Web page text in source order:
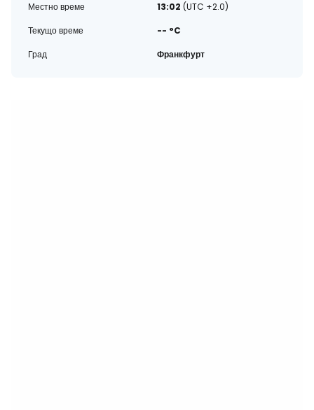
Местно време
13:02 (UTC +2.0)
Текущо време
-- °C
Град
Франкфурт